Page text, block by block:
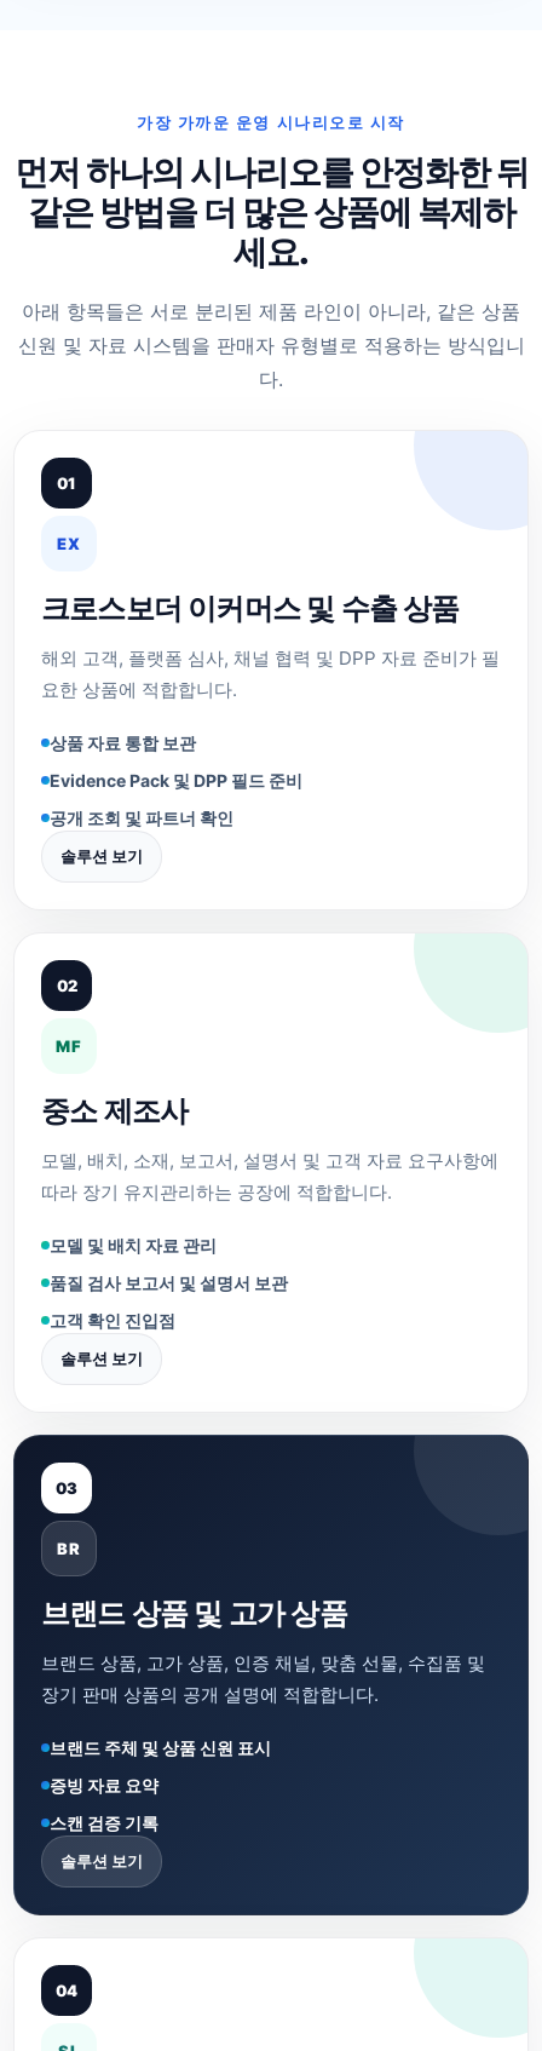
가장 가까운 운영 시나리오로 시작
먼저 하나의 시나리오를 안정화한 뒤
같은 방법을 더 많은 상품에 복제하
세요.
아래 항목들은 서로 분리된 제품 라인이 아니라, 같은 상품
신원 및 자료 시스템을 판매자 유형별로 적용하는 방식입니
다.
01
EX
크로스보더 이커머스 및 수출 상품
해외 고객, 플랫폼 심사, 채널 협력 및 DPP 자료 준비가 필
요한 상품에 적합합니다.
상품 자료 통합 보관
Evidence Pack 및 DPP 필드 준비
공개 조회 및 파트너 확인
솔루션 보기
02
MF
중소 제조사
모델, 배치, 소재, 보고서, 설명서 및 고객 자료 요구사항에
따라 장기 유지관리하는 공장에 적합합니다.
모델 및 배치 자료 관리
품질 검사 보고서 및 설명서 보관
고객 확인 진입점
솔루션 보기
03
BR
브랜드 상품 및 고가 상품
브랜드 상품, 고가 상품, 인증 채널, 맞춤 선물, 수집품 및
장기 판매 상품의 공개 설명에 적합합니다.
브랜드 주체 및 상품 신원 표시
증빙 자료 요약
스캔 검증 기록
솔루션 보기
04